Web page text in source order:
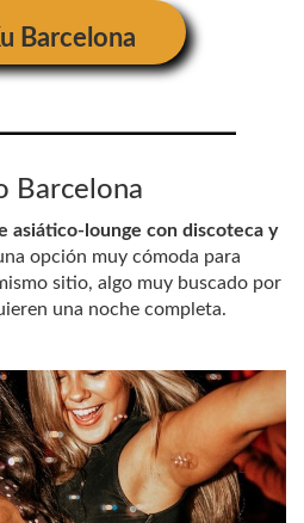
Barcelona
Barcelona
asiático-lounge con discoteca y
opción muy cómoda para
sitio, algo muy buscado por
una noche completa.